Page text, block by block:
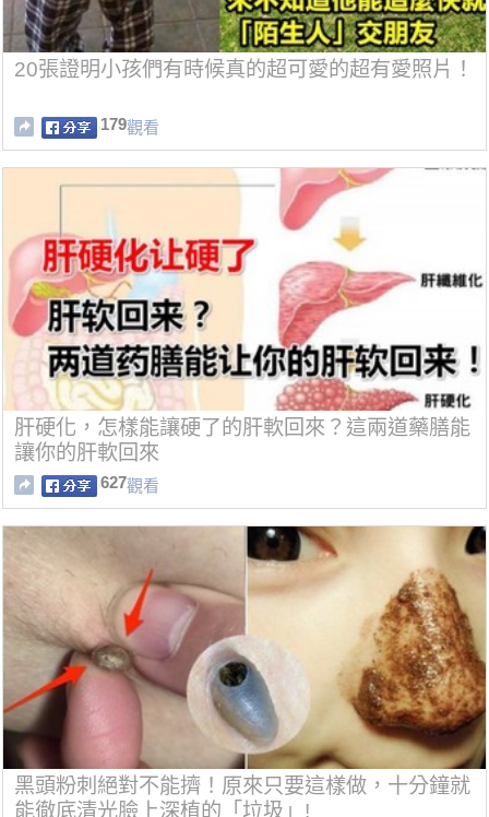
20張證明小孩們有時候真的超可愛的超有愛照片！
179觀看
肝硬化，怎樣能讓硬了的肝軟回來？這兩道藥膳能
讓你的肝軟回來
627觀看
黑頭粉刺絕對不能擠！原來只要這樣做，十分鐘就
能徹底清光臉上深植的「垃圾」!